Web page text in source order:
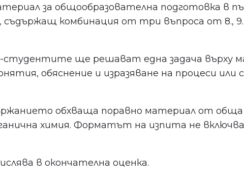
за общообразователна подготовка в
комбинация от три въпроса от 8.,
ще решават една задача върху
обяснение и изразяване на процеси
обхваща поравно материал от обща
химия. Форматът на изпита не включва
в окончателна оценка.